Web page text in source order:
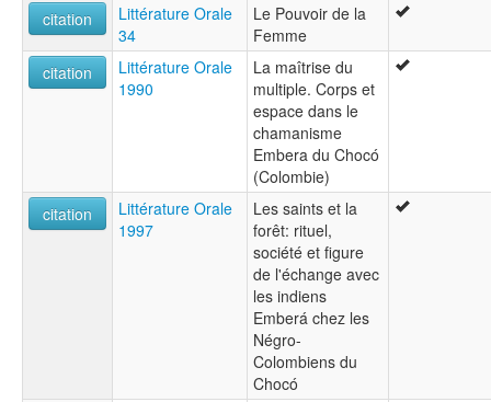
citation
Littérature Orale
34
Le Pouvoir de la
Femme
citation
Littérature Orale
1990
La maîtrise du
multiple. Corps et
espace dans le
chamanisme
Embera du Chocó
(Colombie)
citation
Littérature Orale
1997
Les saints et la
forêt: rituel,
société et figure
de l'échange avec
les indiens
Emberá chez les
Négro-
Colombiens du
Chocó